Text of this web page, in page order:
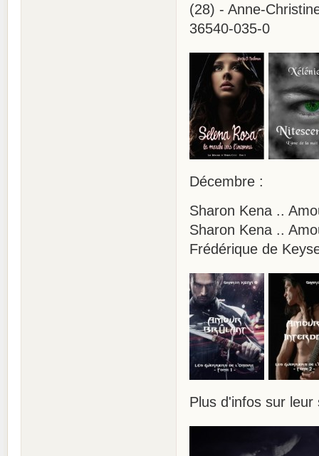
(28) - Anne-
36540-035-0
Décembre :
Sharon Kena ..
Sharon Kena ..
Frédérique de
Plus d'infos sur leur